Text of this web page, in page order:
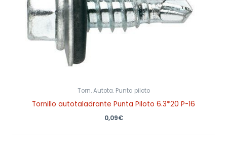
Torn. Autota. Punta piloto
Tornillo autotaladrante Punta Piloto 6.3*20 P-16
0,09€